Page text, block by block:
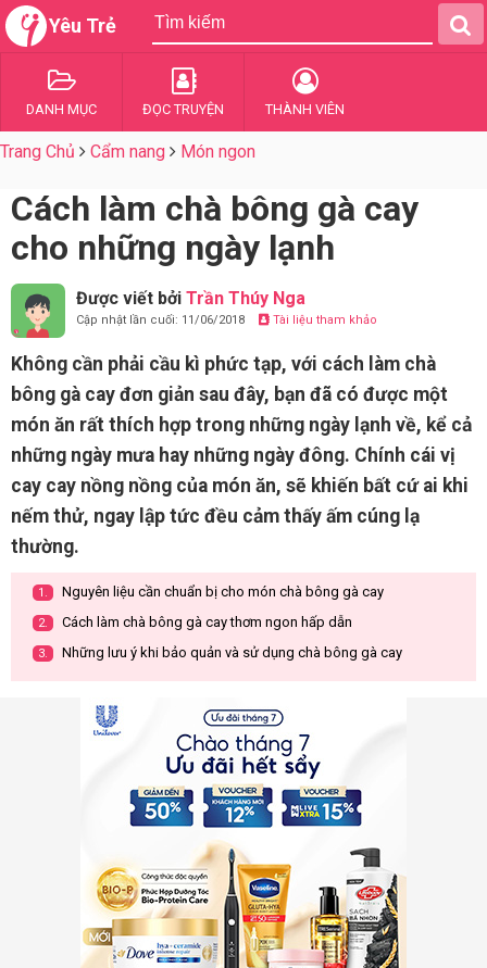
Yêu Trẻ
DANH MỤC ĐỌC TRUYỆN THÀNH VIÊN
Trang Chủ Cẩm nang Món ngon
Cách làm chà bông gà cay
cho những ngày lạnh
Được viết bởi Trần Thúy Nga
Cập nhật lần cuối: 11/06/2018 Tài liệu tham khảo
Không cần phải cầu kì phức tạp, với cách làm chà
bông gà cay đơn giản sau đây, bạn đã có được một
món ăn rất thích hợp trong những ngày lạnh về, kể cả
những ngày mưa hay những ngày đông. Chính cái vị
cay cay nồng nồng của món ăn, sẽ khiến bất cứ ai khi
nếm thử, ngay lập tức đều cảm thấy ấm cúng lạ
thường.
1. Nguyên liệu cần chuẩn bị cho món chà bông gà cay
2. Cách làm chà bông gà cay thơm ngon hấp dẫn
3. Những lưu ý khi bảo quản và sử dụng chà bông gà cay